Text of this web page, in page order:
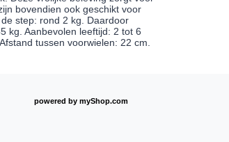
bovendien ook geschikt voor
step: rond 2 kg. Daardoor
kg. Aanbevolen leeftijd: 2 tot 6
tussen voorwielen: 22 cm.
powered by myShop.com